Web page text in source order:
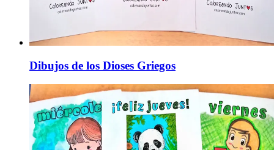
Dibujos de los Dioses Griegos